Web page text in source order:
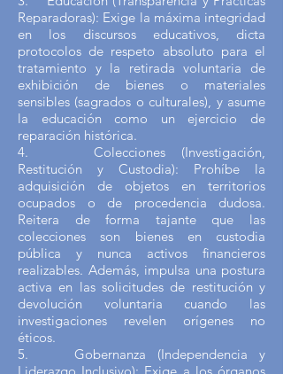
Reparadoras): Exige la máxima integridad
en los discursos educativos, dicta
protocolos de respeto absoluto para el
tratamiento y la retirada voluntaria de
exhibición de bienes o materiales
sensibles (sagrados o culturales), y asume
la educación como un ejercicio de
reparación histórica.
4. Colecciones (Investigación,
Restitución y Custodia): Prohíbe la
adquisición de objetos en territorios
ocupados o de procedencia dudosa.
Reitera de forma tajante que las
colecciones son bienes en custodia
pública y nunca activos financieros
realizables. Además, impulsa una postura
activa en las solicitudes de restitución y
devolución voluntaria cuando las
investigaciones revelen orígenes no
éticos.
5. Gobernanza (Independencia y